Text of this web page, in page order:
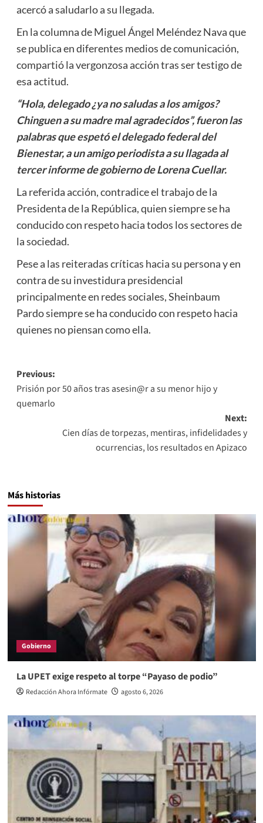
acercó a saludarlo a su llegada.
En la columna de Miguel Ángel Meléndez Nava que
se publica en diferentes medios de comunicación,
compartió la vergonzosa acción tras ser testigo de
esa actitud.
“Hola, delegado ¿ya no saludas a los amigos?
Chinguen a su madre mal agradecidos”, fueron las
palabras que espetó el delegado federal del
Bienestar, a un amigo periodista a su llagada al
tercer informe de gobierno de Lorena Cuellar.
La referida acción, contradice el trabajo de la
Presidenta de la República, quien siempre se ha
conducido con respeto hacia todos los sectores de
la sociedad.
Pese a las reiteradas críticas hacia su persona y en
contra de su investidura presidencial
principalmente en redes sociales, Sheinbaum
Pardo siempre se ha conducido con respeto hacia
quienes no piensan como ella.
Post
navigation
Previous:
Prisión por 50 años tras asesin@r a su menor hijo y
quemarlo
Next:
Cien días de torpezas, mentiras, infidelidades y
ocurrencias, los resultados en Apizaco
Más historias
Gobierno
La UPET exige respeto al torpe “Payaso de podio”
Redacción Ahora Infórmate agosto 6, 2026